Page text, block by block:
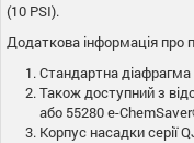
(10 PSI).
Додаткова інформація про
Стандартна
Також доступний з
або 55280 e-
Корпус насадки серії